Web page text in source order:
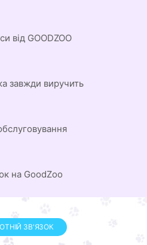
від GOODZOO
завжди виручить
на GoodZoo
ЗВ'ЯЗОК